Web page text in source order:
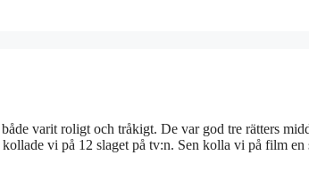
varit roligt och tråkigt. De var god tre rätters
vi på 12 slaget på tv:n. Sen kolla vi på film